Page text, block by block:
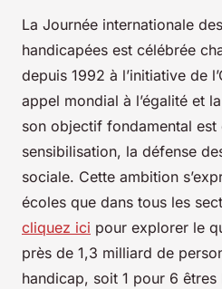
La Journée internationale
handicapées est célébrée
depuis 1992 à l’initiative de
appel mondial à l’égalité et
son objectif fondamental est
sensibilisation, la défense
sociale. Cette ambition
écoles que dans tous les
cliquez ici pour explorer le
près de 1,3 milliard de
handicap, soit 1 pour 6 êtres